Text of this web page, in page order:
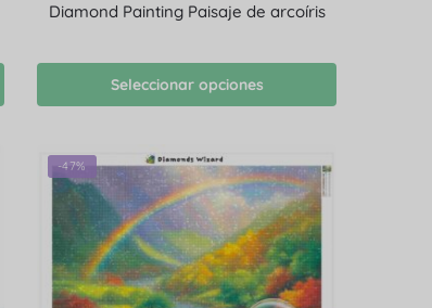
Diamond Painting Paisaje de arcoíris
Seleccionar opciones
-47%